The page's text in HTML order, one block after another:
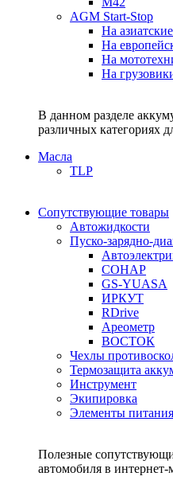
AGM Start-Stop
На
На
На
На
В данном разделе
различных категориях
Масла
TLP
Сопутствующие товары
Автожидкости
Пуско-зарядно-
СОНАР
GS-YUASA
ИРКУТ
RDrive
Ареометр
ВОСТОК
Чехлы
Термозащита
Инструмент
Экипировка
Элементы питания
Полезные
автомобиля в